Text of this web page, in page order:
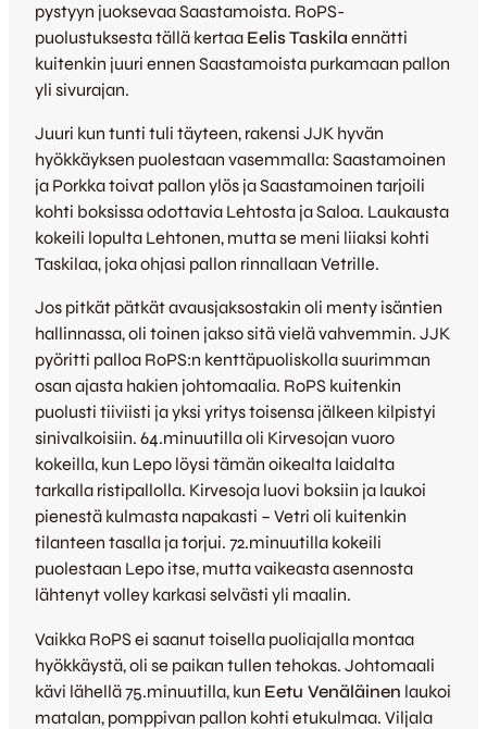
pystyyn juoksevaa Saastamoista. RoPS-
puolustuksesta tällä kertaa Eelis Taskila ennätti
kuitenkin juuri ennen Saastamoista purkamaan pallon
yli sivurajan.
Juuri kun tunti tuli täyteen, rakensi JJK hyvän
hyökkäyksen puolestaan vasemmalla: Saastamoinen
ja Porkka toivat pallon ylös ja Saastamoinen tarjoili
kohti boksissa odottavia Lehtosta ja Saloa. Laukausta
kokeili lopulta Lehtonen, mutta se meni liiaksi kohti
Taskilaa, joka ohjasi pallon rinnallaan Vetrille.
Jos pitkät pätkät avausjaksostakin oli menty isäntien
hallinnassa, oli toinen jakso sitä vielä vahvemmin. JJK
pyöritti palloa RoPS:n kenttäpuoliskolla suurimman
osan ajasta hakien johtomaalia. RoPS kuitenkin
puolusti tiiviisti ja yksi yritys toisensa jälkeen kilpistyi
sinivalkoisiin. 64.minuutilla oli Kirvesojan vuoro
kokeilla, kun Lepo löysi tämän oikealta laidalta
tarkalla ristipallolla. Kirvesoja luovi boksiin ja laukoi
pienestä kulmasta napakasti – Vetri oli kuitenkin
tilanteen tasalla ja torjui. 72.minuutilla kokeili
puolestaan Lepo itse, mutta vaikeasta asennosta
lähtenyt volley karkasi selvästi yli maalin.
Vaikka RoPS ei saanut toisella puoliajalla montaa
hyökkäystä, oli se paikan tullen tehokas. Johtomaali
kävi lähellä 75.minuutilla, kun Eetu Venäläinen laukoi
matalan, pomppivan pallon kohti etukulmaa. Viljala